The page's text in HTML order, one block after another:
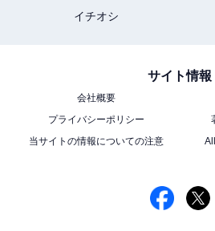
クールで魅力的だと
イチオシ
サイト情報
会社概要
プライバシーポリシー
当サイトの情報についての注意